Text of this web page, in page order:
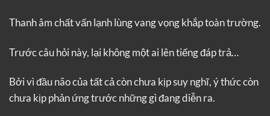
Thanh âm chất vấn lạnh lùng vang vọng khắp toàn trường.
Trước câu hỏi này, lại không một ai lên tiếng đáp trả…
Bởi vì đầu não của tất cả còn chưa kịp suy nghĩ, ý thức còn
chưa kịp phản ứng trước những gì đang diễn ra.